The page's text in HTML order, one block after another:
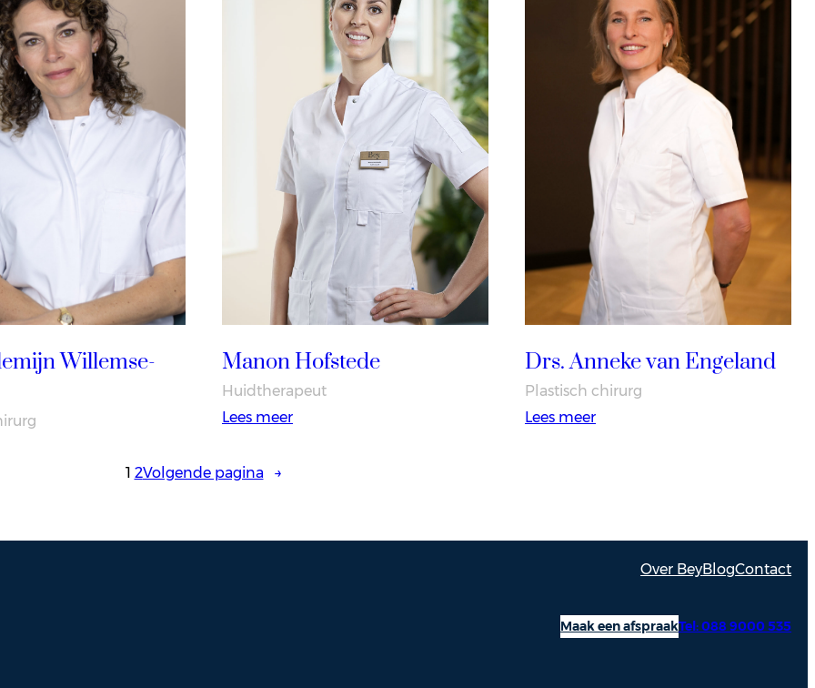
Willemse- Manon Hofstede
Huidtherapeut
Lees meer:
Drs. Anneke van Engeland
Plastisch chirurg
Lees meer:
1 2Volgende pagina →
Over BeyBlogContact
Maak een afspraakTel: 088 9000 535